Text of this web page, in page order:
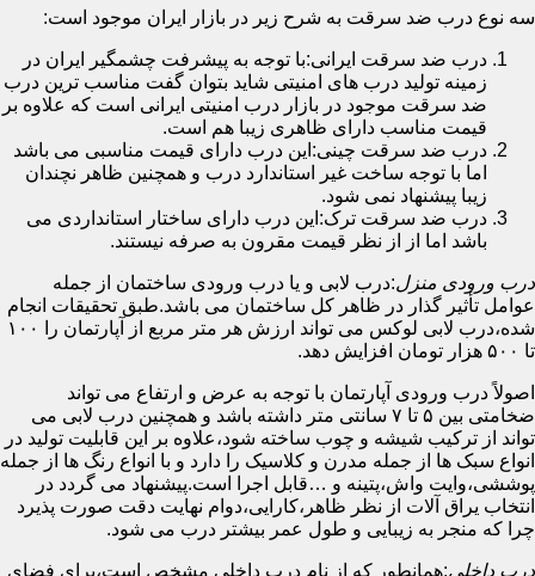
سه نوع درب ضد سرقت به شرح زیر در بازار ایران موجود است:
درب ضد سرقت ایرانی:با توجه به پیشرفت چشمگیر ایران در
زمینه تولید درب های امنیتی شاید بتوان گفت مناسب ترین درب
ضد سرقت موجود در بازار درب امنیتی ایرانی است که علاوه بر
قیمت مناسب دارای ظاهری زیبا هم است.
درب ضد سرقت چینی:این درب دارای قیمت مناسبی می باشد
اما با توجه ساخت غیر استاندارد درب و همچنین ظاهر نچندان
زیبا پیشنهاد نمی شود.
درب ضد سرقت ترک:این درب دارای ساختار استانداردی می
باشد اما از از نظر قیمت مقرون به صرفه نیستند.
درب ورودی منزل:درب لابی و یا درب ورودی ساختمان از جمله
عوامل تأثیر گذار در ظاهر کل ساختمان می باشد.طبق تحقیقات انجام
شده،درب لابی لوکس می تواند ارزش هر متر مربع از آپارتمان را ۱۰۰
تا ۵۰۰ هزار تومان افزایش دهد.
اصولاً درب ورودی آپارتمان با توجه به عرض و ارتفاع می تواند
ضخامتی بین ۵ تا ۷ سانتی متر داشته باشد و همچنین درب لابی می
تواند از ترکیب شیشه و چوب ساخته شود،علاوه بر این قابلیت تولید در
انواع سبک ها از جمله مدرن و کلاسیک را دارد و با انواع رنگ ها از جمله
پوششی،وایت واش،پتینه و …قابل اجرا است.پیشنهاد می گردد در
انتخاب یراق آلات از نظر ظاهر،کارایی،دوام نهایت دقت صورت پذیرد
چرا که منجر به زیبایی و طول عمر بیشتر درب می شود.
درب داخلی:همانطور که از نام درب داخلی مشخص است،برای فضای